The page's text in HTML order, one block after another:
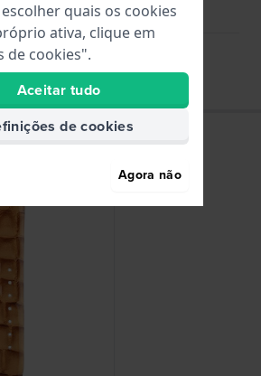
Parafuso de sela
Não
quais os cookies
ativa, clique em
de cookies".
Aceitar tudo
de cookies
Agora não